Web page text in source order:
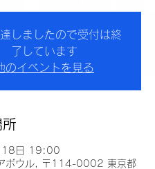
しましたので受付は終
了しています
のイベントを見る
所
18日 19:00
ボウル, 〒114-0002 東京都